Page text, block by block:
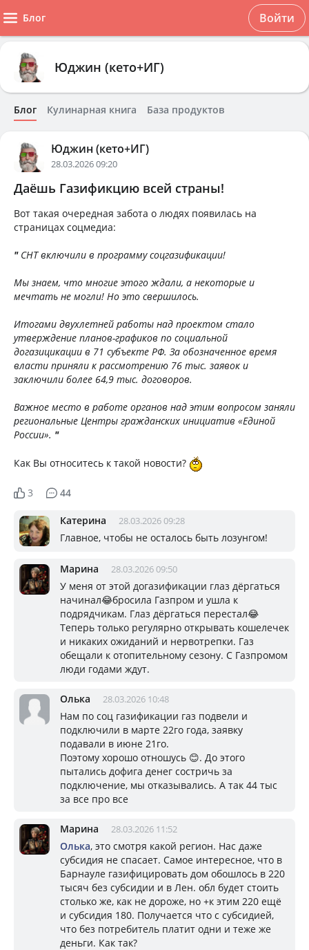
Блог Войти
Юджин (кето+ИГ)
Блог Кулинарная книга База продуктов
Юджин (кето+ИГ)
28.03.2026 09:20
Даёшь Газификцию всей страны!
Вот такая очередная забота о людях появилась на
страницах соцмедиа:
"СНТ включили в программу соцгазификации!
Мы знаем, что многие этого ждали, а некоторые и
мечтать не могли! Но это свершилось.
Итогами двухлетней работы над проектом стало
утверждение планов-графиков по социальной
догазицикации в 71 субъекте РФ. За обозначенное время
власти приняли к рассмотрению 76 тыс. заявок и
заключили более 64,9 тыс. договоров.
Важное место в работе органов над этим вопросом заняли
региональные Центры гражданских инициатив «Единой
России». "
Как Вы относитесь к такой новости?
3 44
Катерина 28.03.2026 09:28
Главное, чтобы не осталось быть лозунгом!
Марина 28.03.2026 09:50
У меня от этой догазификации глаз дёргаться
начинал😂бросила Газпром и ушла к
подрядчикам. Глаз дёргаться перестал😂
Теперь только регулярно открывать кошелечек
и никаких ожиданий и нервотрепки. Газ
обещали к отопительному сезону. С Газпромом
люди годами ждут.
Олька 28.03.2026 10:48
Нам по соц газификации газ подвели и
подключили в марте 22го года, заявку
подавали в июне 21го.
Поэтому хорошо отношусь 😊. До этого
пытались дофига денег состричь за
подключение, мы отказывались. А так 44 тыс
за все про все
Марина 28.03.2026 11:52
Олька, это смотря какой регион. Нас даже
субсидия не спасает. Самое интересное, что в
Барнауле газифицировать дом обошлось в 220
тысяч без субсидии и в Лен. обл будет стоить
столько же, как не дороже, но +к этим 220 ещё
и субсидия 180. Получается что с субсидией,
что без потребитель платит одни и теже же
деньги. Как так?